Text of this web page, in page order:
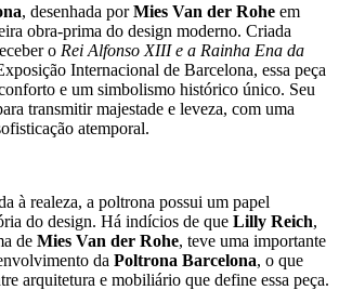
, desenhada porMies Van der Rohe em
obra-prima do design moderno. Criada
o Rei Alfonso XIII e a Rainha Ena da
Internacional de Barcelona, essa peça
e um simbolismo histórico único. Seu
transmitir majestade e leveza, com uma
atemporal.
à realeza, a poltrona possui um papel
do design. Há indícios de que Lilly Reich,
de Mies Van der Rohe, teve uma importante
da Poltrona Barcelona, o que
arquitetura e mobiliário que define essa peça.